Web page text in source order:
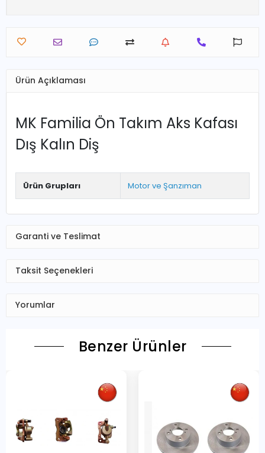
Ürün Açıklaması
MK Familia Ön Takım Aks Kafası
Dış Kalın Diş
Ürün Grupları Motor ve Şanzıman
Garanti ve Teslimat
Taksit Seçenekleri
Yorumlar
Benzer Ürünler